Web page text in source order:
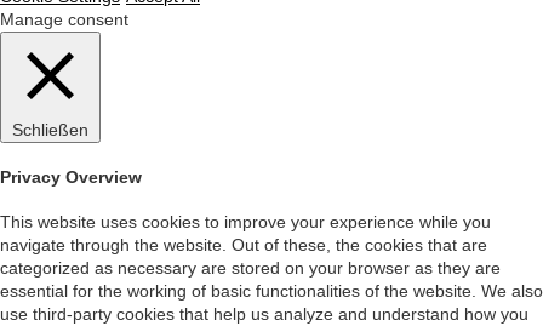
Manage consent
Schließen
Privacy Overview
This website uses cookies to improve your experience while you
navigate through the website. Out of these, the cookies that are
categorized as necessary are stored on your browser as they are
essential for the working of basic functionalities of the website. We also
use third-party cookies that help us analyze and understand how you